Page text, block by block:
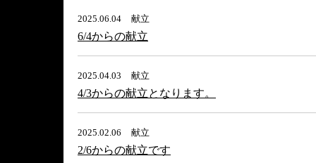
2025.06.04 献立
6/4からの献立
2025.04.03 献立
4/3からの献立となります。
2025.02.06 献立
2/6からの献立です